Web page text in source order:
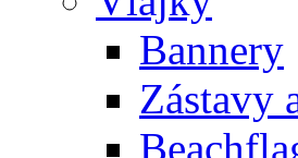
Bannery
Zástavy